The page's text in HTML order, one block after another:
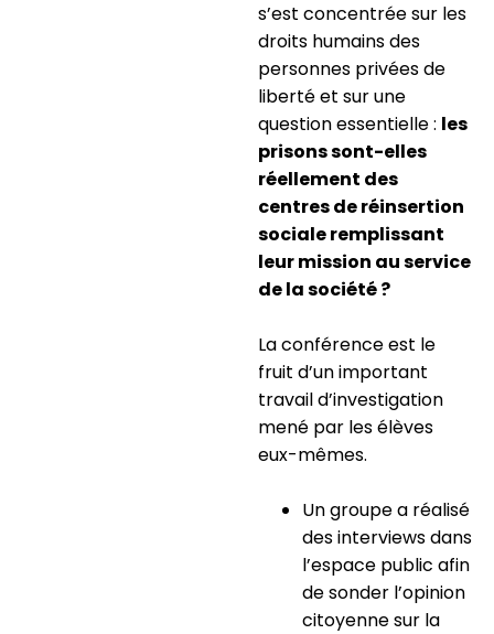
s’est concentrée sur les
droits humains des
personnes privées de
liberté et sur une
question essentielle : les
prisons sont-elles
réellement des
centres de réinsertion
sociale remplissant
leur mission au service
de la société ?
La conférence est le
fruit d’un important
travail d’investigation
mené par les élèves
eux-mêmes.
Un groupe a réalisé
des interviews dans
l’espace public afin
de sonder l’opinion
citoyenne sur la